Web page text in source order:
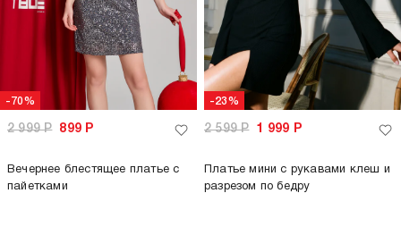
-70%
2 999Р 899 Р
Вечернее блестящее платье с
пайетками
-23%
2 599Р 1 999 Р
Платье мини с рукавами клеш и
разрезом по бедру